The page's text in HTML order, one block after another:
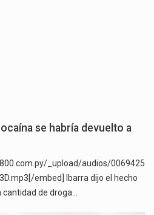
se habría devuelto a
_upload/audios/0069425
embed] Ibarra dijo el hecho
de droga…